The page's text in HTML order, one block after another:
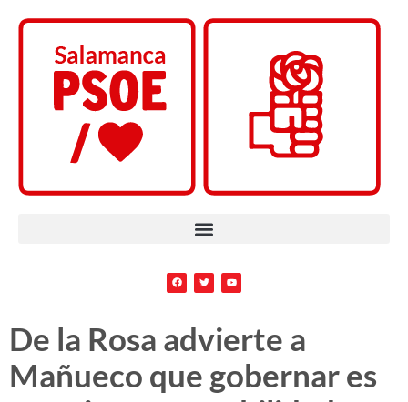
De la Rosa advierte a
Mañueco que gobernar es